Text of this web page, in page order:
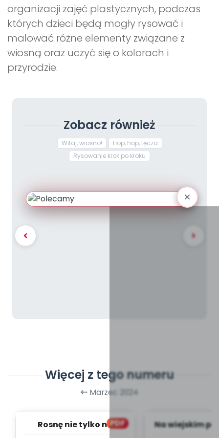
organizacji zajęć plastycznych, podczas
których dzieci będą mogły rysować i
malować różne elementy związane z
wiosną oraz uczyć się o kolorach i
przyrodzie.
Zobacz również
Witaj, wiosno!
Hop, hop, tęcza
Rysowanie krok po kroku
Więcej z tego numeru
Marzec 2024
PDF
Rosnę nie tylko na
Na wiejskim